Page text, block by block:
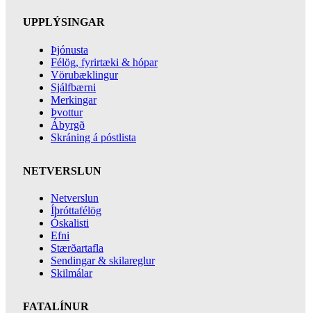
UPPLÝSINGAR
Þjónusta
Félög, fyrirtæki & hópar
Vörubæklingur
Sjálfbærni
Merkingar
Þvottur
Ábyrgð
Skráning á póstlista
NETVERSLUN
Netverslun
Íþróttafélög
Óskalisti
Efni
Stærðartafla
Sendingar & skilareglur
Skilmálar
FATALÍNUR